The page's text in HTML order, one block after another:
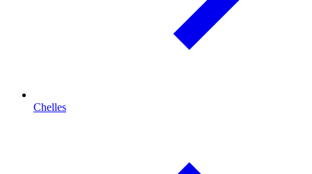
Chelles